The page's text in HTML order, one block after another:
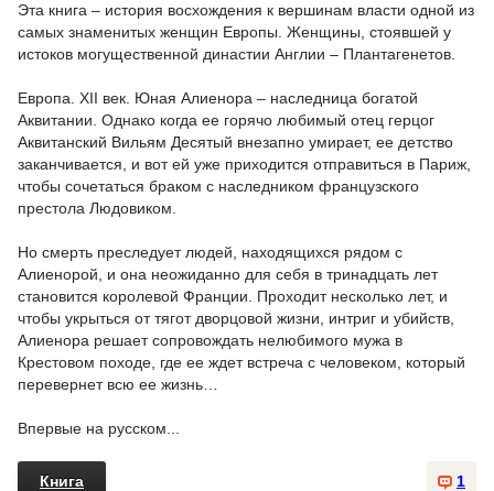
Эта книга – история восхождения к вершинам власти одной из
самых знаменитых женщин Европы. Женщины, стоявшей у
истоков могущественной династии Англии – Плантагенетов.
Европа. XII век. Юная Алиенора – наследница богатой
Аквитании. Однако когда ее горячо любимый отец герцог
Аквитанский Вильям Десятый внезапно умирает, ее детство
заканчивается, и вот ей уже приходится отправиться в Париж,
чтобы сочетаться браком с наследником французского
престола Людовиком.
Но смерть преследует людей, находящихся рядом с
Алиенорой, и она неожиданно для себя в тринадцать лет
становится королевой Франции. Проходит несколько лет, и
чтобы укрыться от тягот дворцовой жизни, интриг и убийств,
Алиенора решает сопровождать нелюбимого мужа в
Крестовом походе, где ее ждет встреча с человеком, который
перевернет всю ее жизнь…
Впервые на русском...
1
Книга